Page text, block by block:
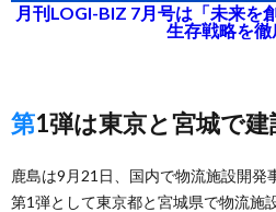
月刊LOGI-BIZ 7月号は「未来を
生存戦略を徹
第1弾は東京と宮城で
鹿島は9月21日、国内で物流施設開発
第1弾として東京都と宮城県で物流施